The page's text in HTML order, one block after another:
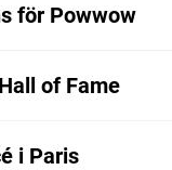
för Powwow
of Fame
i Paris